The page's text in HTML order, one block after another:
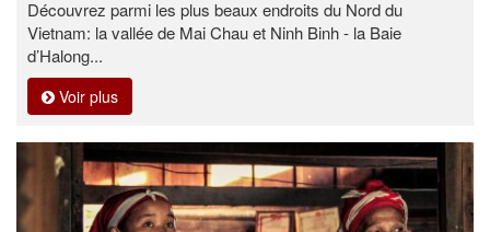
Découvrez parmi les plus beaux endroits du Nord du
Vietnam: la vallée de Mai Chau et Ninh Binh - la Baie
d’Halong...
Voir plus